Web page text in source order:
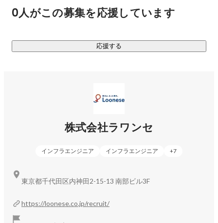
逆に派遣だと現場の社員として扱われるので、大手SIerでは
派遣社員も研修の受講対象としてくれるところが多くありま
弊社の取引先の例を挙げると、AWS社やMicrosoft社やCisco
こういった勉強会にはSIerで働く正社員・派遣社員が対象と
更には自社の方でプロジェクトマネジメントの勘所や、見積
言った勉強会を行うことでエンジニアが現場で活躍するため
のスキルセットを最大効率で身に付けられると考えていま
す。
■ラワンセの優位性■
一般的なSES企業では全社員の50%以上は構築/テスト/運用/
0人がこの募集を応援しています
応援する
株式会社ラワンセ
インフラエンジニア インフラエンジニア +7
https://loonese.co.jp/recruit/
東京都千代田区内神田2-15-13 南部ビル3F